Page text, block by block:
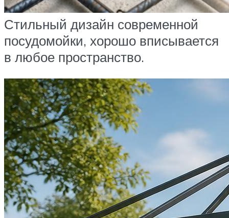
Стильный дизайн современной
посудомойки, хорошо вписывается
в любое пространство.